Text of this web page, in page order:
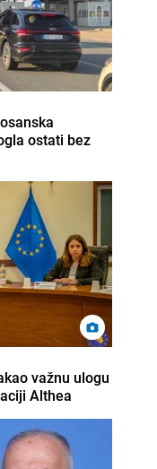
ostati bez
važnu ulogu
Althea